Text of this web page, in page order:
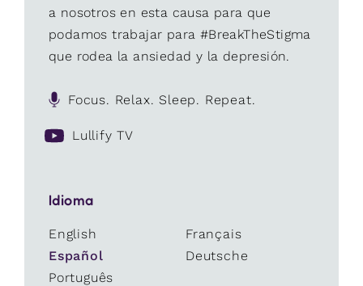
a nosotros en esta causa para que
podamos trabajar para #BreakTheStigma
que rodea la ansiedad y la depresión.
Focus. Relax. Sleep. Repeat.
Lullify TV
Idioma
English
Français
Español
Deutsche
Português